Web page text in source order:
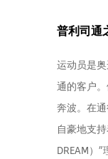
普利司通
运动员是
通的客户
奔波。在
自豪地支
DREAM）